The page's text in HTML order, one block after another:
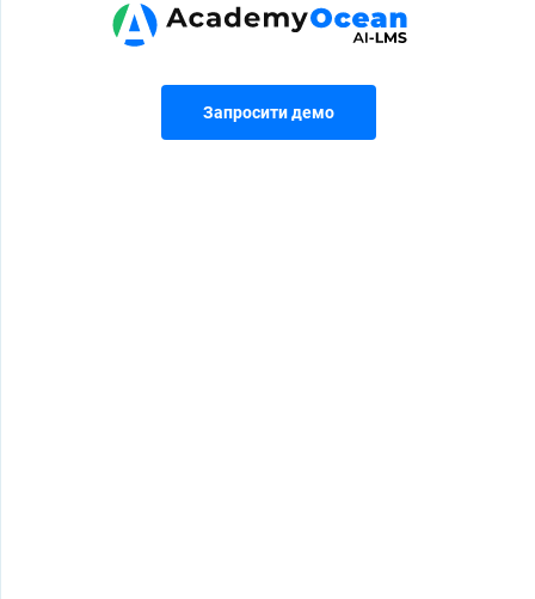
Запросити демо